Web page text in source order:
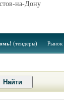
на-Дону
(тендеры) Рынок